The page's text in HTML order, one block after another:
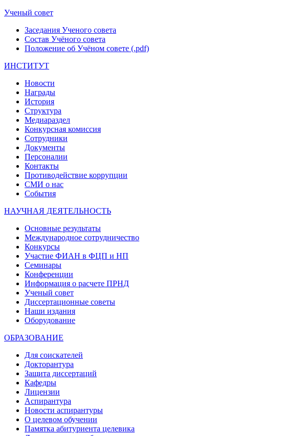
Ученый совет
Заседания Ученого совета
Состав Учёного совета
Положение об Учёном совете (.pdf)
ИНСТИТУТ
Новости
Награды
История
Структура
Медиараздел
Конкурсная комиссия
Сотрудники
Документы
Персоналии
Контакты
Противодействие коррупции
СМИ о нас
События
НАУЧНАЯ ДЕЯТЕЛЬНОСТЬ
Основные результаты
Международное сотрудничество
Конкурсы
Участие ФИАН в ФЦП и НП
Семинары
Конференции
Информация о расчете ПРНД
Ученый совет
Диссертационные советы
Наши издания
Оборудование
ОБРАЗОВАНИЕ
Для соискателей
Докторантура
Защита диссертаций
Кафедры
Лицензии
Аспирантура
Новости аспирантуры
О целевом обучении
Памятка абитуриента целевика